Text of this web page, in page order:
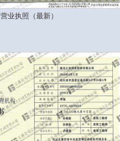
营业执照（最新）